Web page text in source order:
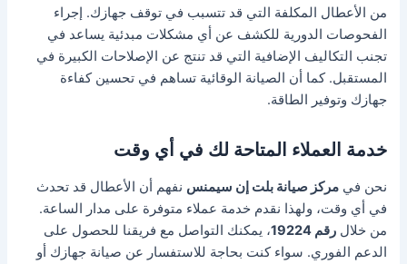
من الأعطال المكلفة التي قد تتسبب في توقف جهازك. إجراء
الفحوصات الدورية للكشف عن أي مشكلات مبدئية يساعد في
تجنب التكاليف الإضافية التي قد تنتج عن الإصلاحات الكبيرة في
المستقبل. كما أن الصيانة الوقائية تساهم في تحسين كفاءة
جهازك وتوفير الطاقة.
خدمة العملاء المتاحة لك في أي وقت
نحن فيمركز صيانة بلت إن سيمنس نفهم أن الأعطال قد تحدث
في أي وقت، ولهذا نقدم خدمة عملاء متوفرة على مدار الساعة.
من خلالرقم 19224
، يمكنك التواصل مع فريقنا للحصول على
الدعم الفوري. سواء كنت بحاجة للاستفسار عن صيانة جهازك أو